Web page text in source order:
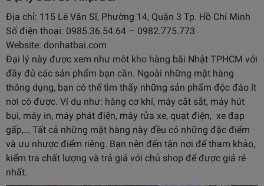
Địa chỉ: 115 Lê Văn Sĩ, Phường 14, Quận 3 Tp. Hồ Chí Minh
Số điện thoại: 0985.36.54.64 – 0982.775.773
Website: donhatbai.com
Đại lý này được xem như môt kho hàng bãi Nhật TPHCM với
đầy đủ các sản phẩm bạn cần. Ngoài những mặt hàng
thông dụng, bạn có thể tìm thấy những sản phẩm độc đáo ít
nơi có được. Ví dụ như: hàng cơ khí, máy cắt sắt, máy hút
bụi, máy in, máy phát điện, máy rửa xe, quạt điện, xe đạp
gấp,… Tất cả những mặt hàng này đều có những đặc điểm
và ưu nhược điểm riêng. Bạn nên đến tận nơi để tham khảo,
kiểm tra chất lượng và trả giá với chủ shop để được giá rẻ
nhất.